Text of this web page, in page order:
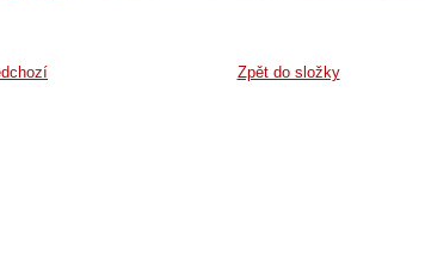
Zpět do složky